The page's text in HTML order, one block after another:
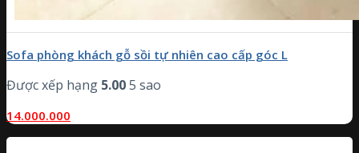
Sofa phòng khách gỗ sồi tự nhiên cao cấp góc L
Được xếp hạng 5.005 sao
14.000.000